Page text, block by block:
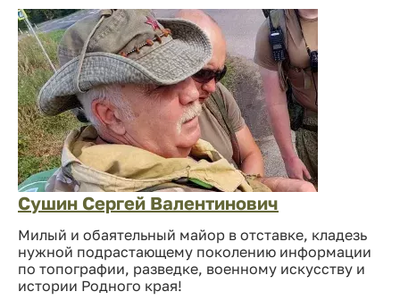
Сушин Сергей Валентинович
Милый и обаятельный майор в отставке, кладезь
нужной подрастающему поколению информации
по топографии, разведке, военному искусству и
истории Родного края!